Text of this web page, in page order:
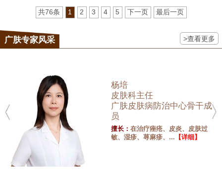
共76条 1 2 3 4 5 下一页 最后一页
广肤专家风采 >查看更多
杨培
皮肤科主任
广肤皮肤病防治中心骨干成
员
擅长：在治疗痤疮、皮炎、皮肤过
敏、湿疹、荨麻疹、... 【详细】